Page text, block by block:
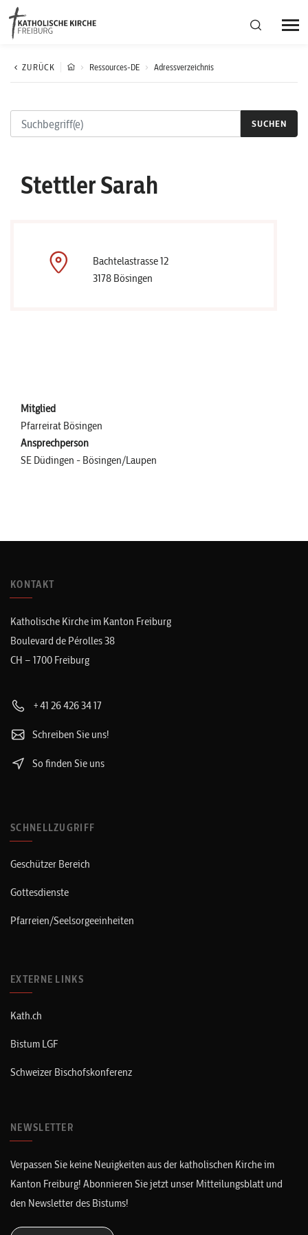
Bistumsregion Deutschfreiburg
Fachstellen
ZURÜCK Ressources-DE Adressverzeichnis
SUCHEN
Stettler Sarah
Bachtelastrasse 12
3178 Bösingen
Mitglied
Pfarreirat Bösingen
Ansprechperson
SE Düdingen - Bösingen/Laupen
KONTAKT
Katholische Kirche im Kanton Freiburg
Boulevard de Pérolles 38
CH – 1700 Freiburg
+41 26 426 34 17
Schreiben Sie uns!
So finden Sie uns
SCHNELLZUGRIFF
Geschützer Bereich
Gottesdienste
Pfarreien/Seelsorgeeinheiten
EXTERNE LINKS
Kath.ch
Bistum LGF
Schweizer Bischofskonferenz
NEWSLETTER
Verpassen Sie keine Neuigkeiten aus der katholischen Kirche im
Kanton Freiburg! Abonnieren Sie jetzt unser Mitteilungsblatt und
den Newsletter des Bistums!